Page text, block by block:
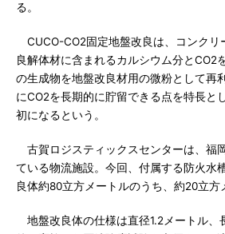
る。
CUCO-CO2固定地盤改良は、コンクリ
良解体材に含まれるカルシウム分とCO2
の生成物を地盤改良材用の微粉として再
にCO2を長期的に貯留できる点を特長と
初になるという。
古賀ロジスティックスセンターは、福
ている物流施設。今回、付属する防火水
良体約80立方メートルのうち、約20立方
地盤改良体の仕様は直径1.2メートル、